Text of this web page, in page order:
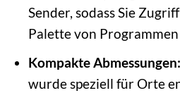
Sender, sodass Sie
Palette von
Kompakte Abmessungen:
wurde speziell für Orte